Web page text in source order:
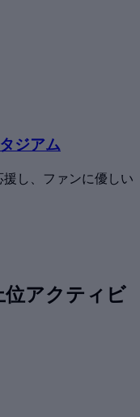
ジアム
し、ファンに優しい
位アクティビ